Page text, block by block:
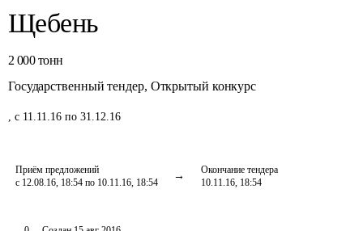
Щебень
2 000 тонн
Государственный тендер, Открытый конкурс
, с 11.11.16 по 31.12.16
Приём предложений
с 12.08.16, 18:54 по 10.11.16, 18:54
Окончание тендера
10.11.16, 18:54